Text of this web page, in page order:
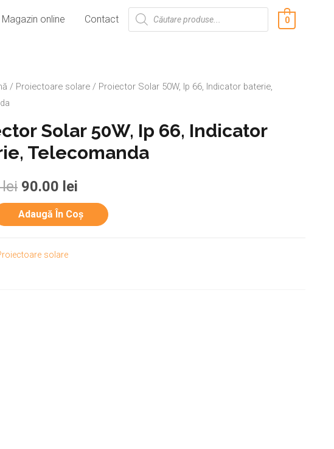
Magazin online Contact 0
/ Proiectoare solare / Proiector Solar 50W, Ip 66, Indicator baterie,
Solar 50W, Ip 66, Indicator
Telecomanda
lei 90.00 lei
Adaugă În Coș
solare